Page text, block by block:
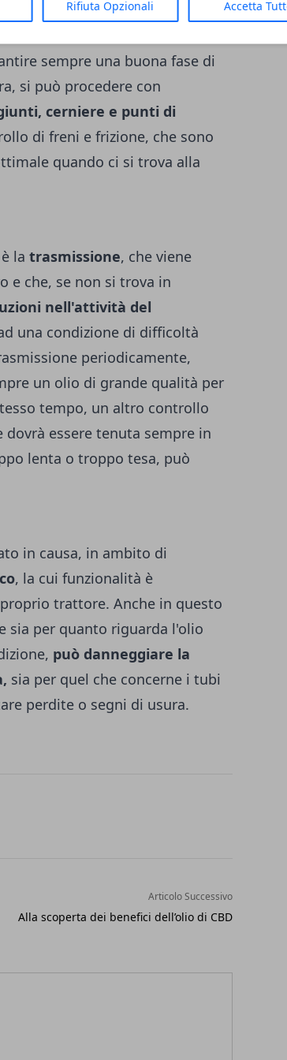
Rifiuta Opzionali Accetta
periodica del
la
sempre una buona fase di
si può procedere con
cerniere e punti di
di freni e frizione, che sono
quando ci si trova alla
la trasmissione, che viene
e che, se non si trova in
nell'attività del
una condizione di difficoltà
periodicamente,
un olio di grande qualità per
tempo, un altro controllo
essere tenuta sempre in
lenta o troppo tesa, può
in causa, in ambito di
, la cui funzionalità è
trattore. Anche in questo
sia per quanto riguarda l'olio
può danneggiare la
sia per quel che concerne i tubi
perdite o segni di usura.
Articolo Successivo
Alla scoperta dei benefici dell’olio di CBD